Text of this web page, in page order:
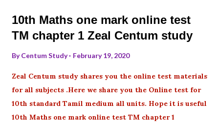
10th Maths one mark online test
TM chapter 1 Zeal Centum study
ByCentum Study February 19, 2020
Zeal Centum study shares you the online test materials
for all subjects .Here we share you the Online test for
10th standard Tamil medium all units. Hope it is useful
10th Maths one mark online test TM chapter 1